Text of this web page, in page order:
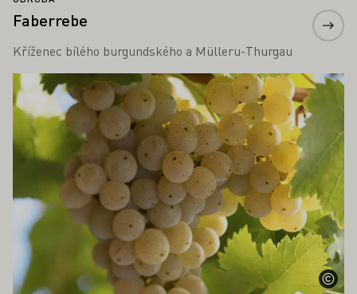
Faberrebe
Kříženec bílého burgundského a Mülleru-Thurgau
Zjistěte více